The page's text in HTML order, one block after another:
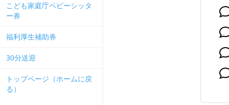
こども家庭庁ベビーシッタ
ー券
福利厚生補助券
30分送迎
トップページ（ホームに戻
る）